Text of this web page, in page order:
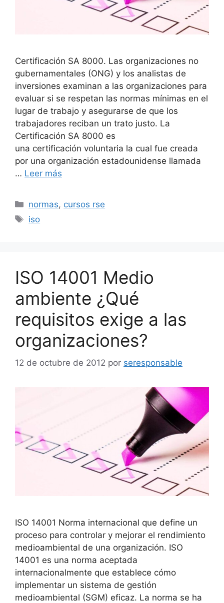
Certificación SA 8000. Las organizaciones no
gubernamentales (ONG) y los analistas de
inversiones examinan a las organizaciones para
evaluar si se respetan las normas mínimas en el
lugar de trabajo y asegurarse de que los
trabajadores reciban un trato justo. La
Certificación SA 8000 es
una certificación voluntaria la cual fue creada
por una organización estadounidense llamada
… Leer más
Categorías
normas, cursos rse
Etiquetas
iso
ISO 14001 Medio
ambiente ¿Qué
requisitos exige a las
organizaciones?
12 de octubre de 2012 por seresponsable
ISO 14001 Norma internacional que define un
proceso para controlar y mejorar el rendimiento
medioambiental de una organización. ISO
14001 es una norma aceptada
internacionalmente que establece cómo
implementar un sistema de gestión
medioambiental (SGM) eficaz. La norma se ha